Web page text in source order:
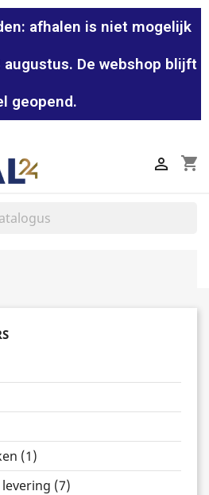
afhalen is niet mogelijk
De webshop blijft
geopend.
shopping_cart

(1)
(7)